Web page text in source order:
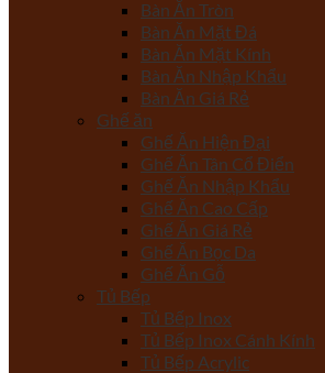
Bàn Ăn Tròn
Bàn Ăn Mặt Đá
Bàn Ăn Mặt Kính
Bàn Ăn Nhập Khẩu
Bàn Ăn Giá Rẻ
Ghế ăn
Ghế Ăn Hiện Đại
Ghế Ăn Tân Cổ Điển
Ghế Ăn Nhập Khẩu
Ghế Ăn Cao Cấp
Ghế Ăn Giá Rẻ
Ghế Ăn Bọc Da
Ghế Ăn Gỗ
Tủ Bếp
Tủ Bếp Inox
Tủ Bếp Inox Cánh Kính
Tủ Bếp Acrylic